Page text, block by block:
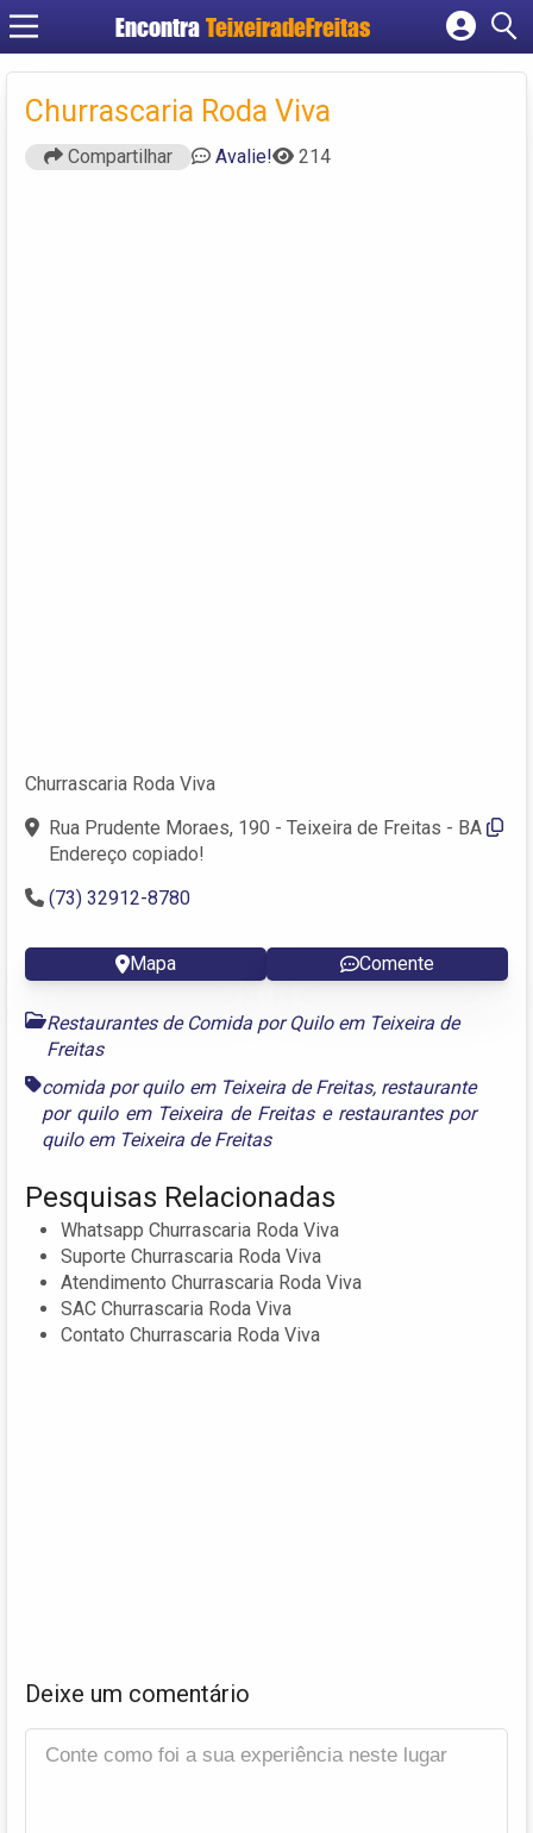
Encontra TeixeiradeFreitas
Cadastrar empresa
Criar conta
Churrascaria Roda Viva
Compartilhar Avalie! 214
Churrascaria Roda Viva
Rua Prudente Moraes, 190 - Teixeira de Freitas - BA
Endereço copiado!
(73) 32912-8780
Mapa Comente
Restaurantes de Comida por Quilo em Teixeira de
Freitas
comida por quilo em Teixeira de Freitas, restaurante
por quilo em Teixeira de Freitase restaurantes por
quilo em Teixeira de Freitas
Pesquisas Relacionadas
Whatsapp Churrascaria Roda Viva
Suporte Churrascaria Roda Viva
Atendimento Churrascaria Roda Viva
SAC Churrascaria Roda Viva
Contato Churrascaria Roda Viva
Deixe um comentário